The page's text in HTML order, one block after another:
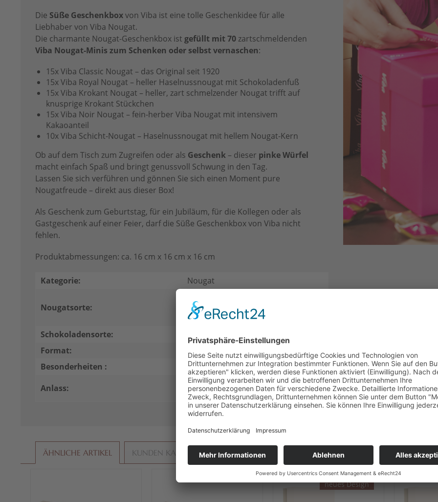
Die Süße Geschenkboxvon Viba ist eine tolle Geschenkidee für alle
Liebhaber von Viba Nougat.
Die charmante Nougat-Geschenkbox ist gefüllt mit 70 zartschmeldenden
Viba Nougat-Minis zum Schenken oder selbst vernaschen:
15x Viba Classic Nougat – das Original seit 1920
15x Viba Royal Nougat – heller Haselnussnougat mit Schokoladenfuß
15x Viba Krokant Nougat – heller, zart schmelzender Nougat trifft auf
knusprige Krokant Stückchen
15x Viba Noir Nougat – fein-herber Viba Nougat mit intensivem
Kakaoanteil
10x Viba Schicht-Nougat – Haselnussnougat mit hellem Nougat-Kern
Ob auf dem Tisch zum Zugreifen oder als Geschenk – dieser pinke Würfel
macht einfach Spaß und bringt genussvoll Schwung in den Tag.
Lassen Sie sich verführen und gönnen Sie sich einen Moment pure
Nougatfreude – direkt aus dieser Box!
Als Geschenk zum Geburtstag, für ein Jubiläum, für die Kollegen oder als
Gastgeschenk auf einer Feier, darf die Süße Geschenkbox von Viba nicht
fehlen.
Produktabmessungen: ca. 16 cm x 16 cm x 16 cm
Kategorie: Nougat
Nougatsorte:
Noir Nougat, Royal Nougat, Schicht-
Nougat
Schokoladensorte:
Format:
Minis
Besonderheiten :
ohne Alkohol, von Hand verpackt
Anlass:
Anbieten & Teilen, Geburtstag,
Präsent
ÄHNLICHE ARTIKEL KUNDEN KAUFTEN AUCH KUNDEN HABEN SICH EBENFALLS ANGESEHEN
neues Design